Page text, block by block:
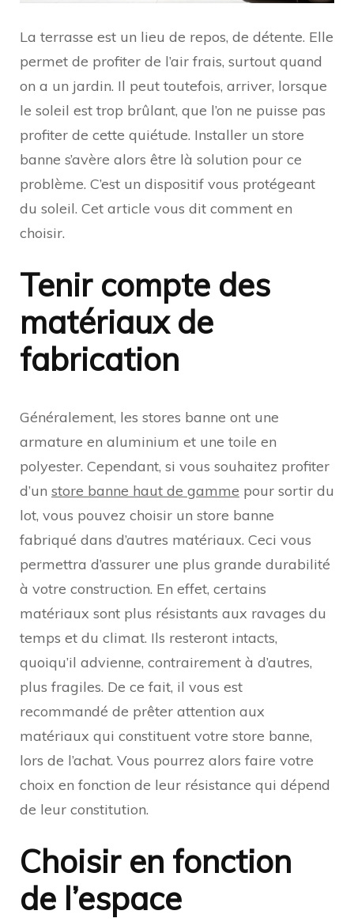
La terrasse est un lieu de repos, de détente. Elle
permet de profiter de l’air frais, surtout quand
on a un jardin. Il peut toutefois, arriver, lorsque
le soleil est trop brûlant, que l’on ne puisse pas
profiter de cette quiétude. Installer un store
banne s’avère alors être là solution pour ce
problème. C’est un dispositif vous protégeant
du soleil. Cet article vous dit comment en
choisir.
Tenir compte des
matériaux de
fabrication
Généralement, les stores banne ont une
armature en aluminium et une toile en
polyester. Cependant, si vous souhaitez profiter
d’un store banne haut de gamme pour sortir du
lot, vous pouvez choisir un store banne
fabriqué dans d’autres matériaux. Ceci vous
permettra d’assurer une plus grande durabilité
à votre construction. En effet, certains
matériaux sont plus résistants aux ravages du
temps et du climat. Ils resteront intacts,
quoiqu’il advienne, contrairement à d’autres,
plus fragiles. De ce fait, il vous est
recommandé de prêter attention aux
matériaux qui constituent votre store banne,
lors de l’achat. Vous pourrez alors faire votre
choix en fonction de leur résistance qui dépend
de leur constitution.
Choisir en fonction
de l’espace